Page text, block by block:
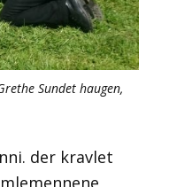
Sundet haugen,
der kravlet